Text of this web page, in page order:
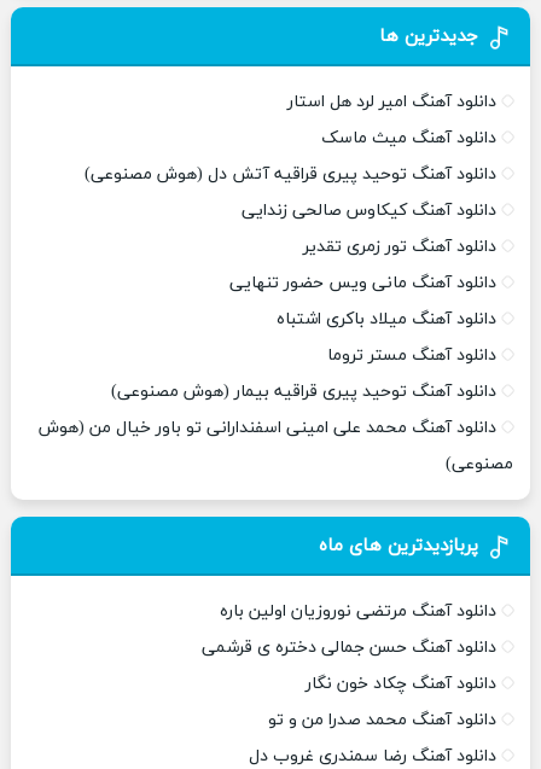
جدیدترین ها
دانلود آهنگ امیر لرد هل استار
دانلود آهنگ میث ماسک
دانلود آهنگ توحید پیری قراقیه آتش دل (هوش مصنوعی)
دانلود آهنگ کیکاوس صالحی زندایی
دانلود آهنگ تور زمری تقدیر
دانلود آهنگ مانی ویس حضور تنهایی
دانلود آهنگ میلاد باکری اشتباه
دانلود آهنگ مستر تروما
دانلود آهنگ توحید پیری قراقیه بیمار (هوش مصنوعی)
دانلود آهنگ محمد علی امینی اسفندارانی تو باور خیال من (هوش
مصنوعی)
پربازدیدترین های ماه
دانلود آهنگ مرتضی نوروزیان اولین باره
دانلود آهنگ حسن جمالی دختره ی قرشمی
دانلود آهنگ چکاد خون نگار
دانلود آهنگ محمد صدرا من و تو
دانلود آهنگ رضا سمندری غروب دل